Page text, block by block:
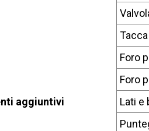
aggiuntivi
Foro
Foro
Lati e